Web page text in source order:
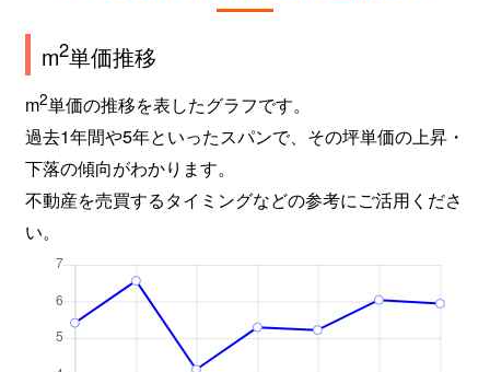
m2単価推移
m2単価の推移を表したグラフです。
過去1年間や5年といったスパンで、その坪単価の上昇・
下落の傾向がわかります。
不動産を売買するタイミングなどの参考にご活用くださ
い。